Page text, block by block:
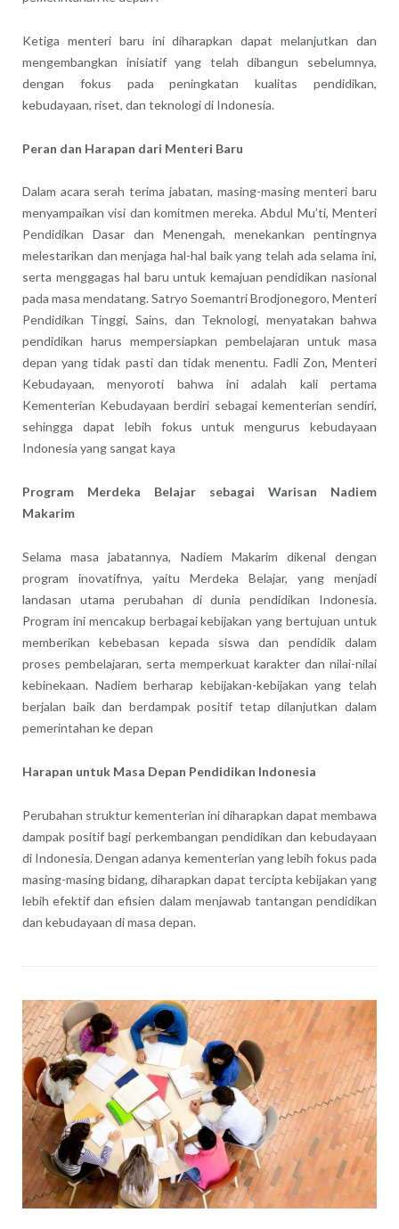
Ketiga menteri baru ini diharapkan dapat melanjutkan dan
mengembangkan inisiatif yang telah dibangun sebelumnya,
dengan fokus pada peningkatan kualitas pendidikan,
kebudayaan, riset, dan teknologi di Indonesia.
Peran dan Harapan dari Menteri Baru
Dalam acara serah terima jabatan, masing-masing menteri baru
menyampaikan visi dan komitmen mereka. Abdul Mu’ti, Menteri
Pendidikan Dasar dan Menengah, menekankan pentingnya
melestarikan dan menjaga hal-hal baik yang telah ada selama ini,
serta menggagas hal baru untuk kemajuan pendidikan nasional
pada masa mendatang.Satryo Soemantri Brodjonegoro, Menteri
Pendidikan Tinggi, Sains, dan Teknologi, menyatakan bahwa
pendidikan harus mempersiapkan pembelajaran untuk masa
depan yang tidak pasti dan tidak menentu. Fadli Zon, Menteri
Kebudayaan, menyoroti bahwa ini adalah kali pertama
Kementerian Kebudayaan berdiri sebagai kementerian sendiri,
sehingga dapat lebih fokus untuk mengurus kebudayaan
Indonesia yang sangat kaya
Program Merdeka Belajar sebagai Warisan Nadiem
Makarim
Selama masa jabatannya, Nadiem Makarim dikenal dengan
program inovatifnya, yaitu Merdeka Belajar, yang menjadi
landasan utama perubahan di dunia pendidikan Indonesia.
Program ini mencakup berbagai kebijakan yang bertujuan untuk
memberikan kebebasan kepada siswa dan pendidik dalam
proses pembelajaran, serta memperkuat karakter dan nilai-nilai
kebinekaan. Nadiem berharap kebijakan-kebijakan yang telah
berjalan baik dan berdampak positif tetap dilanjutkan dalam
pemerintahan ke depan
Harapan untuk Masa Depan Pendidikan Indonesia
Perubahan struktur kementerian ini diharapkan dapat membawa
dampak positif bagi perkembangan pendidikan dan kebudayaan
di Indonesia.Dengan adanya kementerian yang lebih fokus pada
masing-masing bidang, diharapkan dapat tercipta kebijakan yang
lebih efektif dan efisien dalam menjawab tantangan pendidikan
dan kebudayaan di masa depan.